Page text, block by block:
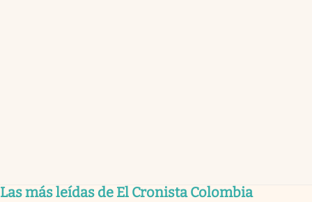
Las más leídas de El Cronista Colombia